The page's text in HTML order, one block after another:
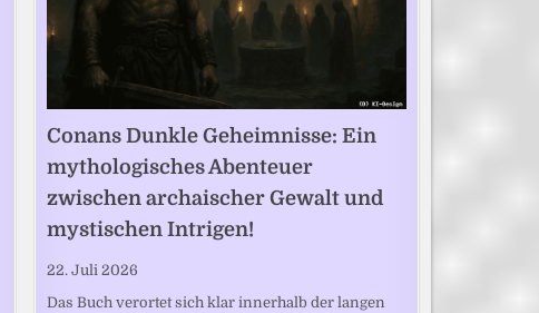
Conans Dunkle Geheimnisse: Ein
mythologisches Abenteuer
zwischen archaischer Gewalt und
mystischen Intrigen!
22. Juli 2026
Das Buch verortet sich klar innerhalb der langen